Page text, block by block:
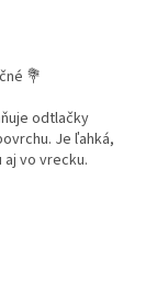
💐
odtlačky
Je ľahká,
vo vrecku.